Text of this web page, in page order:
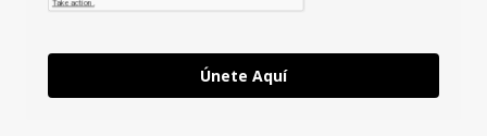
Únete Aquí